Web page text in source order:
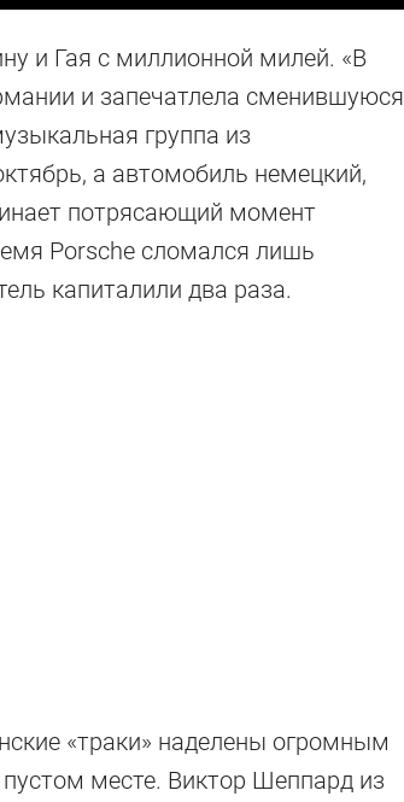
и Гая с миллионной милей. «В
и запечатлела сменившуюся
группа из
а автомобиль немецкий,
потрясающий момент
Porsche сломался лишь
капиталили два раза.
«траки» наделены огромным
месте. Виктор Шеппард из